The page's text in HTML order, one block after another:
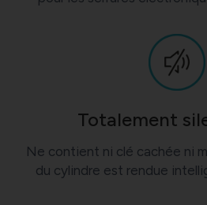
Totalement
Ne contient ni clé cachée ni
du cylindre est rendue